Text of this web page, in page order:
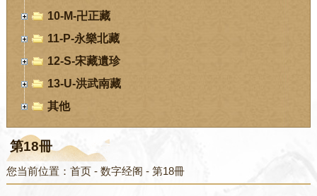
10-M-卍正藏
11-P-永樂北藏
12-S-宋藏遺珍
13-U-洪武南藏
其他
第18冊
您当前位置： 首页- 数字经阁 - 第18冊